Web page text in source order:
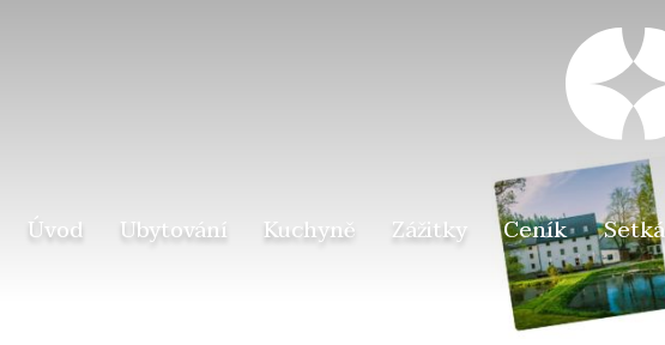
Úvod Ubytování Kuchyně Zážitky Ceník